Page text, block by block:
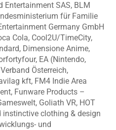
Entertainment SAS, BLM
für Familie
Germany GmbH
Cola, Cool2U/TimeCity,
Dimensione Anime,
EA (Nintendo,
Österreich,
kft, FM4 Indie Area
Funware Products –
Goliath VR, HOT
instinctive clothing & design
und